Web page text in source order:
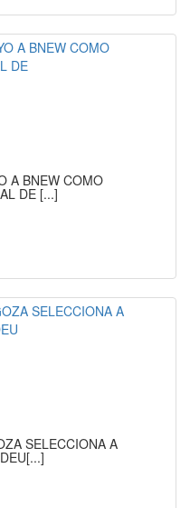
A BNEW COMO
DE [...]
SELECCIONA A
[...]